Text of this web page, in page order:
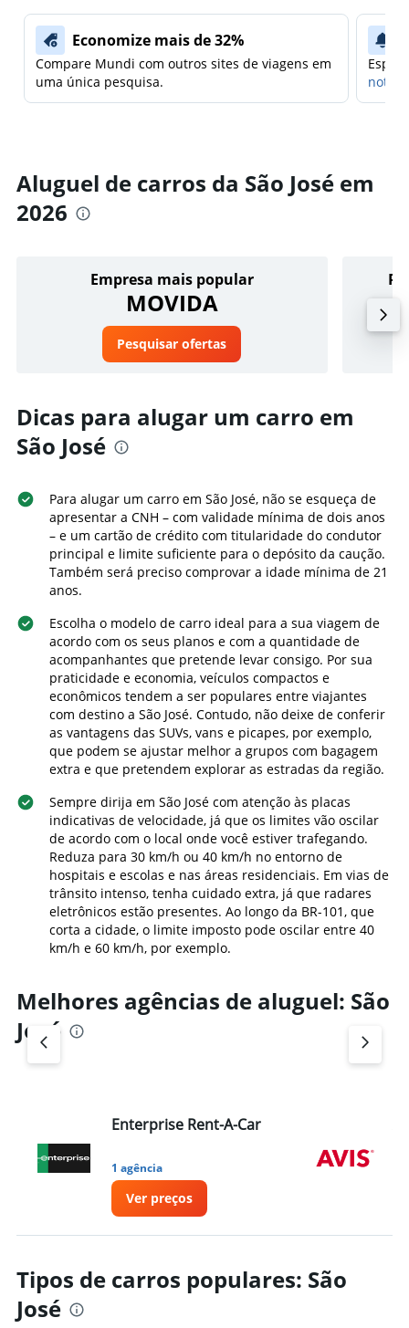
Economize mais de 32%
Compare Mundi com outros sites de viagens em
uma única pesquisa.
Aluguel de carros da São José em
2026
Empresa mais popular
MOVIDA
Pesquisar ofertas
Dicas para alugar um carro em
São José
Para alugar um carro em São José, não se esqueça de
apresentar a CNH – com validade mínima de dois anos
– e um cartão de crédito com titularidade do condutor
principal e limite suficiente para o depósito da caução.
Também será preciso comprovar a idade mínima de 21
anos.
Escolha o modelo de carro ideal para a sua viagem de
acordo com os seus planos e com a quantidade de
acompanhantes que pretende levar consigo. Por sua
praticidade e economia, veículos compactos e
econômicos tendem a ser populares entre viajantes
com destino a São José. Contudo, não deixe de conferir
as vantagens das SUVs, vans e picapes, por exemplo,
que podem se ajustar melhor a grupos com bagagem
extra e que pretendem explorar as estradas da região.
Sempre dirija em São José com atenção às placas
indicativas de velocidade, já que os limites vão oscilar
de acordo com o local onde você estiver trafegando.
Reduza para 30 km/h ou 40 km/h no entorno de
hospitais e escolas e nas áreas residenciais. Em vias de
trânsito intenso, tenha cuidado extra, já que radares
eletrônicos estão presentes. Ao longo da BR-101, que
corta a cidade, o limite imposto pode oscilar entre 40
km/h e 60 km/h, por exemplo.
Melhores agências de aluguel: São
José
Enterprise Rent-A-Car
1 agência
Ver preços
Tipos de carros populares: São
José